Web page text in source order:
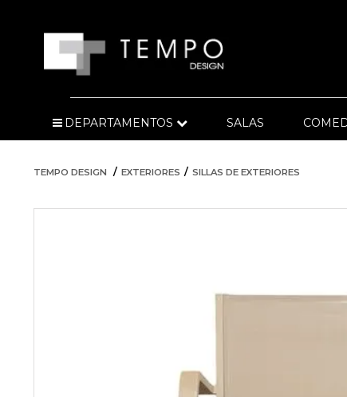
DEPARTAMENTOS SALAS
TEMPO DESIGN EXTERIORES SILLAS DE EXTERIORES